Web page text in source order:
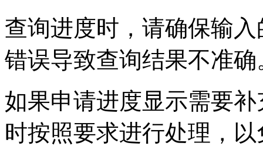
查询进度时，请确保输
错误导致查询结果不准确
如果申请进度显示需要
时按照要求进行处理，